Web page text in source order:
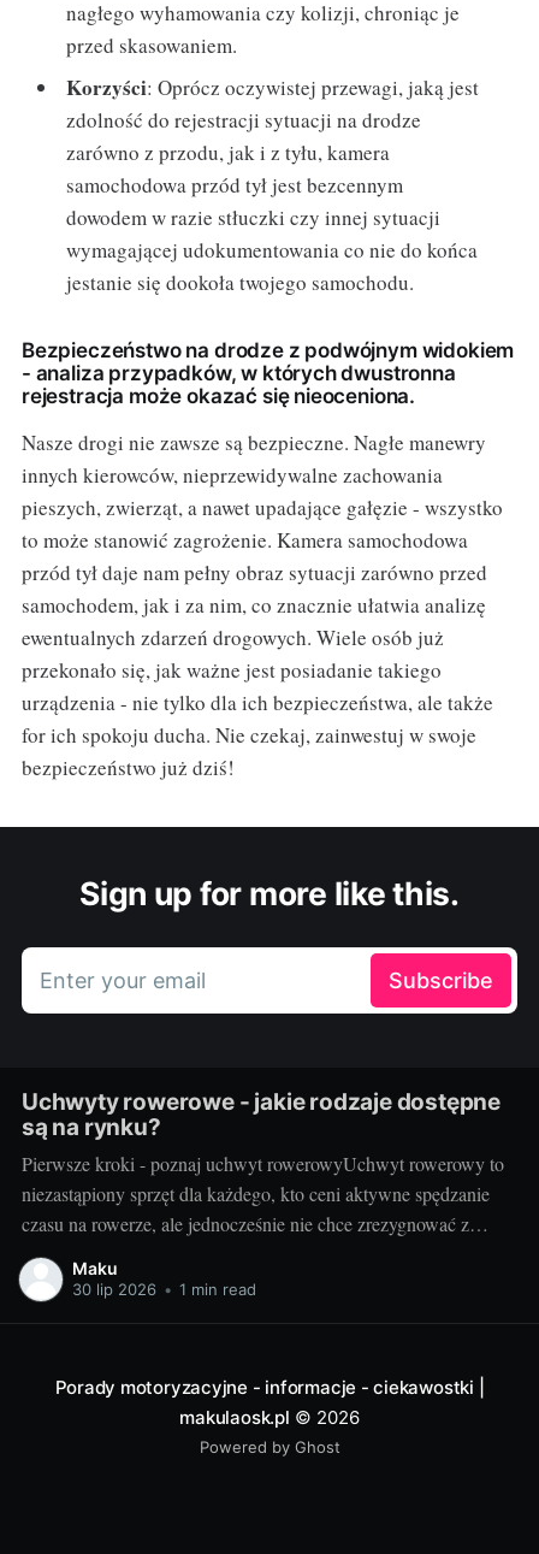
nagłego wyhamowania czy kolizji, chroniąc je
przed skasowaniem.
Korzyści: Oprócz oczywistej przewagi, jaką jest
zdolność do rejestracji sytuacji na drodze
zarówno z przodu, jak i z tyłu, kamera
samochodowa przód tył jest bezcennym
dowodem w razie stłuczki czy innej sytuacji
wymagającej udokumentowania co nie do końca
jestanie się dookoła twojego samochodu.
Bezpieczeństwo na drodze z podwójnym widokiem
- analiza przypadków, w których dwustronna
rejestracja może okazać się nieoceniona.
Nasze drogi nie zawsze są bezpieczne. Nagłe manewry
innych kierowców, nieprzewidywalne zachowania
pieszych, zwierząt, a nawet upadające gałęzie - wszystko
to może stanowić zagrożenie. Kamera samochodowa
przód tył daje nam pełny obraz sytuacji zarówno przed
samochodem, jak i za nim, co znacznie ułatwia analizę
ewentualnych zdarzeń drogowych. Wiele osób już
przekonało się, jak ważne jest posiadanie takiego
urządzenia - nie tylko dla ich bezpieczeństwa, ale także
for ich spokoju ducha. Nie czekaj, zainwestuj w swoje
bezpieczeństwo już dziś!
Sign up for more like this.
Enter your email Subscribe
Uchwyty rowerowe - jakie rodzaje dostępne
są na rynku?
Pierwsze kroki - poznaj uchwyt rowerowyUchwyt rowerowy to
niezastąpiony sprzęt dla każdego, kto ceni aktywne spędzanie
czasu na rowerze, ale jednocześnie nie chce zrezygnować z
wygodnej podróży samochodem. Dzięki takim urządzeniom,
możemy bezproblemowo przewieźć rower na dachu samochodu
Maku
30 lip 2026 • 1 min read
Porady motoryzacyjne - informacje - ciekawostki |
makulaosk.pl © 2026
Powered by Ghost